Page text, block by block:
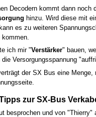
Decodern kommt dann noch
hinzu. Wird diese mit
es zu weiteren
kommen.
ich mir "Verstärker" bauen,
Versorgungsspannung
der SX Bus eine Menge,
zur SX-Bus
besprochen und von "Thierry"